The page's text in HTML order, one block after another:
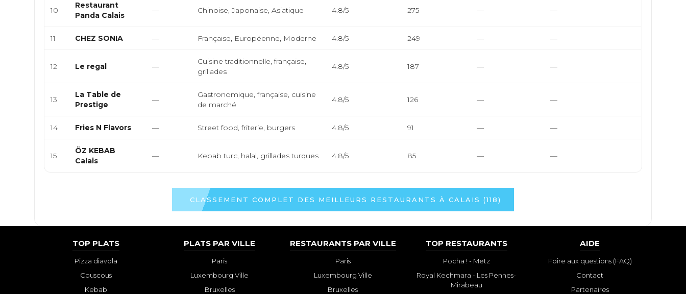
10
Restaurant
Panda Calais
— Chinoise, Japonaise, Asiatique 4.8/5 275 — —
11 CHEZ SONIA — Française, Européenne, Moderne 4.8/5 249 — —
12 Le regal —
Cuisine traditionnelle, française,
grillades
4.8/5 187 — —
13
La Table de
Prestige
—
Gastronomique, française, cuisine
de marché
4.8/5 126 — —
14 Fries N Flavors — Street food, friterie, burgers 4.8/5 91 — —
15
ÖZ KEBAB
Calais
— Kebab turc, halal, grillades turques 4.8/5 85 — —
CLASSEMENT COMPLET DES MEILLEURS RESTAURANTS À CALAIS (118)
TOP PLATS
Pizza diavola
Couscous
Kebab
PLATS PAR VILLE
Paris
Luxembourg Ville
Bruxelles
RESTAURANTS PAR VILLE
Paris
Luxembourg Ville
Bruxelles
TOP RESTAURANTS
Pocha ! - Metz
Royal Kechmara - Les Pennes-
Mirabeau
AIDE
Foire aux questions (FAQ)
Contact
Partenaires